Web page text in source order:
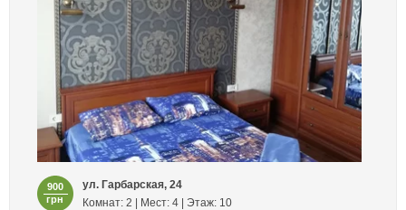
900
грн
ул. Гарбарская, 24
Комнат: 2 | Мест: 4 | Этаж: 10